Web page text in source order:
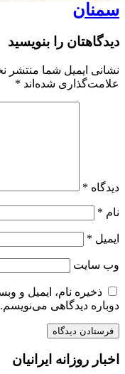
سمنان
دیدگاهتان را بنویسید
نشانی ایمیل شما منتشر
علامت‌گذاری شده‌اند *
دیدگاه *
نام *
ایمیل *
وب‌ سایت
ذخیره نام، ایمیل و
دوباره دیدگاهی می‌نویسم.
اخبار روزانه ایرانیان